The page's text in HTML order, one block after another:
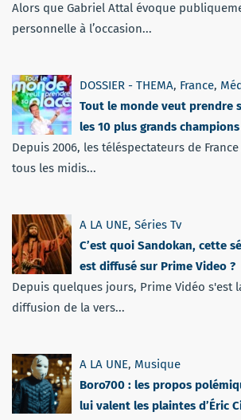
Alors que Gabriel Attal évoque
personnelle à l’occasion...
DOSSIER - THEMA, France,
Tout le monde veut prendre
les 10 plus grands champions
Depuis 2006, les téléspectateurs de
tous les midis...
A LA UNE, Séries Tv
C’est quoi Sandokan, cette
est diffusé sur Prime Video ?
Depuis quelques jours, Prime Vidéo s'est
diffusion de la vers...
A LA UNE, Musique
Boro700 : les propos
lui valent les plaintes d’Éric